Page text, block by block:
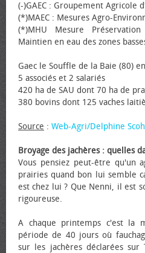
(-)GAEC : Groupement Agricole
(*)MAEC : Mesures Agro-
(*)MHU Mesure
Maintien en eau des zones
Gaec le Souffle de la Baie (80)
5 associés et 2 salariés
420 ha de SAU dont 70 ha de
380 bovins dont 125 vaches
Source : Web-Agri/Delphine
Broyage des jachères : quelles
Vous pensiez peut-être qu'un
prairies quand bon lui semble
est chez lui ? Que Nenni, il est
rigoureuse.
A chaque printemps c'est la
période de 40 jours où
sur les jachères déclarées sur